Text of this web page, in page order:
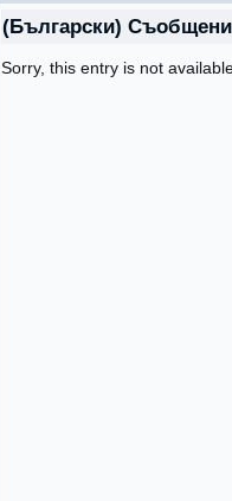
(Български)
Sorry, this entry is not